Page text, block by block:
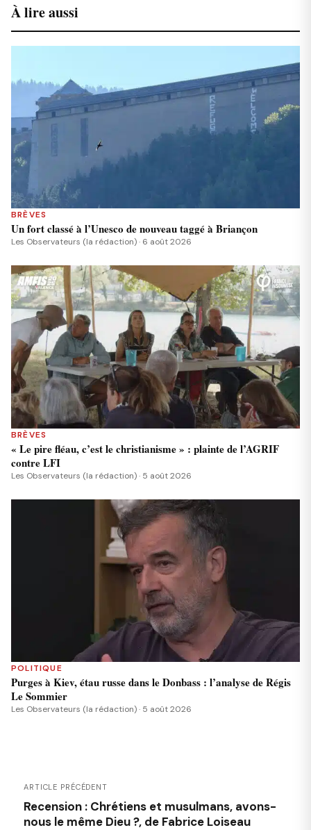
À lire aussi
BRÈVES
Un fort classé à l’Unesco de nouveau taggé à Briançon
Les Observateurs (la rédaction) · 6 août 2026
BRÈVES
« Le pire fléau, c’est le christianisme » : plainte de l’AGRIF
contre LFI
Les Observateurs (la rédaction) · 5 août 2026
POLITIQUE
Purges à Kiev, étau russe dans le Donbass : l’analyse de Régis
Le Sommier
Les Observateurs (la rédaction) · 5 août 2026
ARTICLE PRÉCÉDENT
Recension : Chrétiens et musulmans, avons-
nous le même Dieu ?, de Fabrice Loiseau